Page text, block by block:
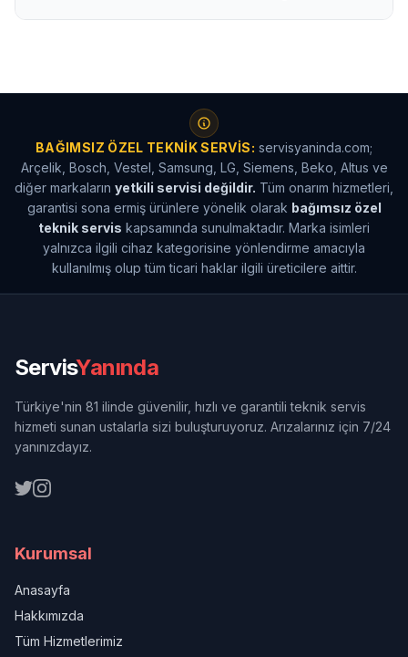
BAĞIMSIZ ÖZEL TEKNIK SERVIS: servisyaninda.com;
Arçelik, Bosch, Vestel, Samsung, LG, Siemens, Beko, Altus ve
diğer markaların yetkili servisi değildir. Tüm onarım hizmetleri,
garantisi sona ermiş ürünlere yönelik olarak bağımsız özel
teknik servis kapsamında sunulmaktadır. Marka isimleri
yalnızca ilgili cihaz kategorisine yönlendirme amacıyla
kullanılmış olup tüm ticari haklar ilgili üreticilere aittir.
ServisYanında
Türkiye'nin 81 ilinde güvenilir, hızlı ve garantili teknik servis
hizmeti sunan ustalarla sizi buluşturuyoruz. Arızalarınız için 7/24
yanınızdayız.
Kurumsal
Anasayfa
Hakkımızda
Tüm Hizmetlerimiz